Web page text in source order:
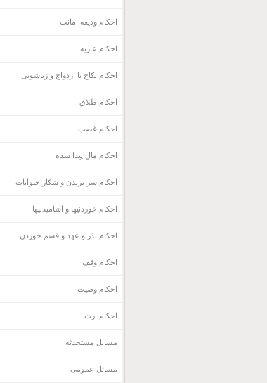
احکام ودیعه امانت
احکام عاریه
احکام نکاح یا ازدواج و زناشویی
احکام طلاق
احکام غصب
احکام مال پیدا شده
احکام سر بریدن و شکار حیوانات
احکام خوردنیها و آشامیدنیها
احکام نذر و عهد و قسم خوردن
احکام وقف
احکام وصیت
احکام ارث
مسایل مستحدثه
مسائل عمومی